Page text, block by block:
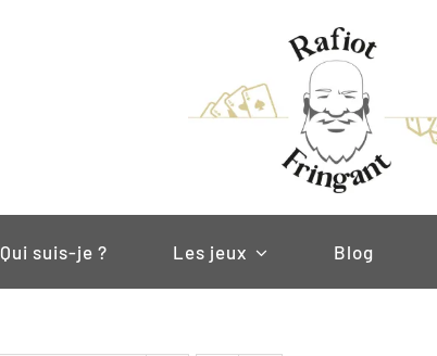
Qui suis-je ? Les jeux Blog